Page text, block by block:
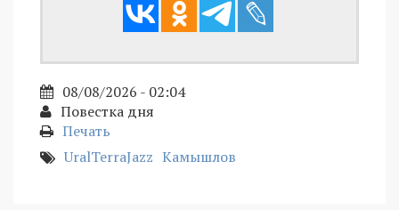
08/08/2026 - 02:04
Повестка дня
Печать
UralTerraJazz Камышлов